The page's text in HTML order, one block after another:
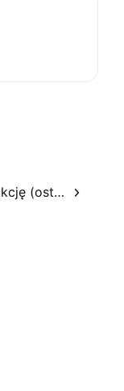
Podstawowy zysk na akcję (ostatnie 12 miesięcy)